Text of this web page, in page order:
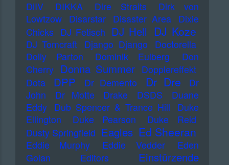
DiIV DIKKA Dire Straits
Dirk von
Lowtzow
Disarstar Disaster Area
Dixie
Chicks DJ Fetisch DJ Hell DJ Koze
DJ Tomcraft Django Django
Doctorella
Dolly Parton
Dominik Eulberg
Don
Cherry Donna Summer Dopplereffekt
Dota
DPP Dr Demento Dr Dre
Dr
John
Dr Motte Drake DSDS
Duane
Eddy
Dub Spencer & Trance Hill
Duke
Ellington
Duke Pearson
Duke Reid
Dusty Springfield Eagles Ed Sheeran
Eddie Murphy Eddie Vedder
Eden
Golan
Editors
Einstürzende